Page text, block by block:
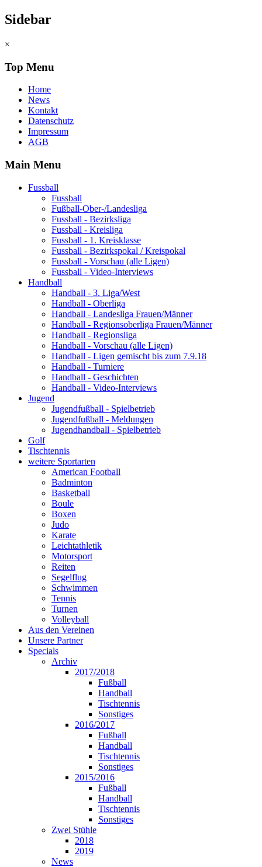
Sidebar
×
Top Menu
Home
News
Kontakt
Datenschutz
Impressum
AGB
Main Menu
Fussball
Fussball
Fußball-Ober-/Landesliga
Fussball - Bezirksliga
Fussball - Kreisliga
Fussball - 1. Kreisklasse
Fussball - Bezirkspokal / Kreispokal
Fussball - Vorschau (alle Ligen)
Fussball - Video-Interviews
Handball
Handball - 3. Liga/West
Handball - Oberliga
Handball - Landesliga Frauen/Männer
Handball - Regionsoberliga Frauen/Männer
Handball - Regionsliga
Handball - Vorschau (alle Ligen)
Handball - Ligen gemischt bis zum 7.9.18
Handball - Turniere
Handball - Geschichten
Handball - Video-Interviews
Jugend
Jugendfußball - Spielbetrieb
Jugendfußball - Meldungen
Jugendhandball - Spielbetrieb
Golf
Tischtennis
weitere Sportarten
American Football
Badminton
Basketball
Boule
Boxen
Judo
Karate
Leichtathletik
Motorsport
Reiten
Segelflug
Schwimmen
Tennis
Turnen
Volleyball
Aus den Vereinen
Unsere Partner
Specials
Archiv
2017/2018
Fußball
Handball
Tischtennis
Sonstiges
2016/2017
Fußball
Handball
Tischtennis
Sonstiges
2015/2016
Fußball
Handball
Tischtennis
Sonstiges
Zwei Stühle
2018
2019
News